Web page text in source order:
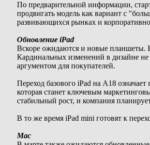
По предварительной информации,
продвигать модель как вариант с
развивающихся рынках и
Обновление iPad
Вскоре ожидаются и новые планшеты.
Кардинальных изменений в дизайне не
аргументом для покупателей.
Переход базового iPad на A18
которая станет ключевым
стабильный рост, и компания
В то же время iPad mini готовят к
Mac